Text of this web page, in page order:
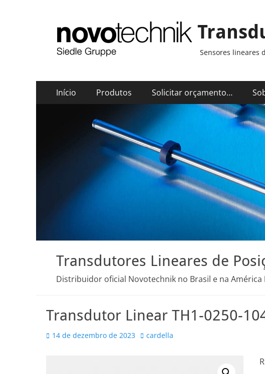
Sensores lineares
Menu
principal
Pular
para
Início Produtos Solicitar orçamento…
Transdutores Lineares de
Distribuidor oficial Novotechnik no Brasil e na América
Transdutor Linear TH1-0250-
Posted
14 de dezembro de 2023 Autor
cardella